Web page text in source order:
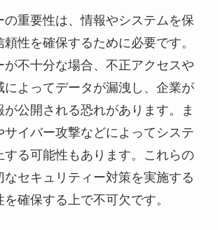
の重要性は、情報やシステムを保
性を確保するために必要です。
が不十分な場合、不正アクセスや
によってデータが漏洩し、企業が
公開される恐れがあります。ま
サイバー攻撃などによってシステ
する可能性もあります。これらの
なセキュリティー対策を実施する
確保する上で不可欠です。